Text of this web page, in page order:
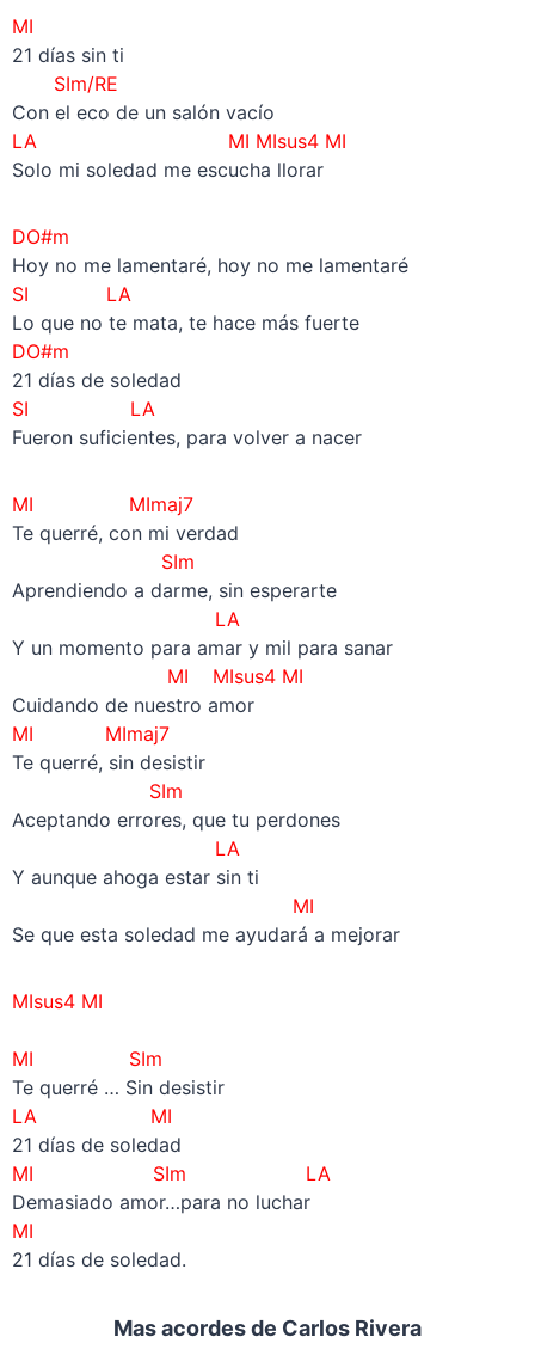
MI
21 días sin ti
SIm/RE
Con el eco de un salón vacío
LA
MI MIsus4 MI
Solo mi soledad me escucha llorar
DO#m
Hoy no me lamentaré, hoy no me lamentaré
SI LA
Lo que no te mata, te hace más fuerte
DO#m
21 días de soledad
SI LA
Fueron suficientes, para volver a nacer
MI MImaj7
Te querré, con mi verdad
SIm
Aprendiendo a darme, sin esperarte
LA
Y un momento para amar y mil para sanar
MI MIsus4 MI
Cuidando de nuestro amor
MI MImaj7
Te querré, sin desistir
SIm
Aceptando errores, que tu perdones
LA
Y aunque ahoga estar sin ti
MI
Se que esta soledad me ayudará a mejorar
MIsus4 MI
MI SIm
Te querré … Sin desistir
LA MI
21 días de soledad
MI SIm LA
Demasiado amor…para no luchar
MI
21 días de soledad.
Mas acordes de Carlos Rivera